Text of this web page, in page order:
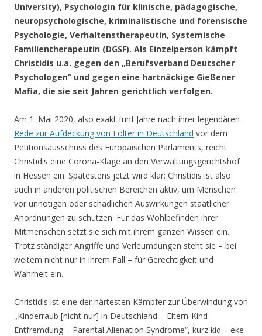
University), Psychologin für klinische, pädagogische,
neuropsychologische, kriminalistische und forensische
Psychologie, Verhaltenstherapeutin, Systemische
Familientherapeutin (DGSF). Als Einzelperson kämpft
Christidis u.a. gegen den „Berufsverband Deutscher
Psychologen“ und gegen eine hartnäckige Gießener
Mafia, die sie seit Jahren gerichtlich verfolgen.
Am 1. Mai 2020, also exakt fünf Jahre nach ihrer legendären
Rede zur Aufdeckung von Folter in Deutschland vor dem
Petitionsausschuss des Europäischen Parlaments, reicht
Christidis eine Corona-Klage an den Verwaltungsgerichtshof
in Hessen ein. Spätestens jetzt wird klar: Christidis ist also
auch in anderen politischen Bereichen aktiv, um Menschen
vor unnötigen oder schädlichen Auswirkungen staatlicher
Anordnungen zu schützen. Für das Wohlbefinden ihrer
Mitmenschen setzt sie sich mit ihrem ganzen Wissen ein.
Trotz ständiger Angriffe und Verleumdungen steht sie – bei
weitem nicht nur in ihrem Fall – für Gerechtigkeit und
Wahrheit ein.
Christidis ist eine der härtesten Kämpfer zur Überwindung von
„Kinderraub [nicht nur] in Deutschland – Eltern-Kind-
Entfremdung – Parental Alienation Syndrome“, kurz kid – eke